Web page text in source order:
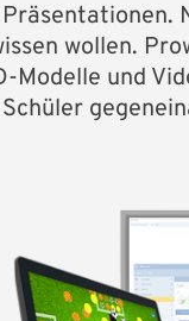
wollen.
und